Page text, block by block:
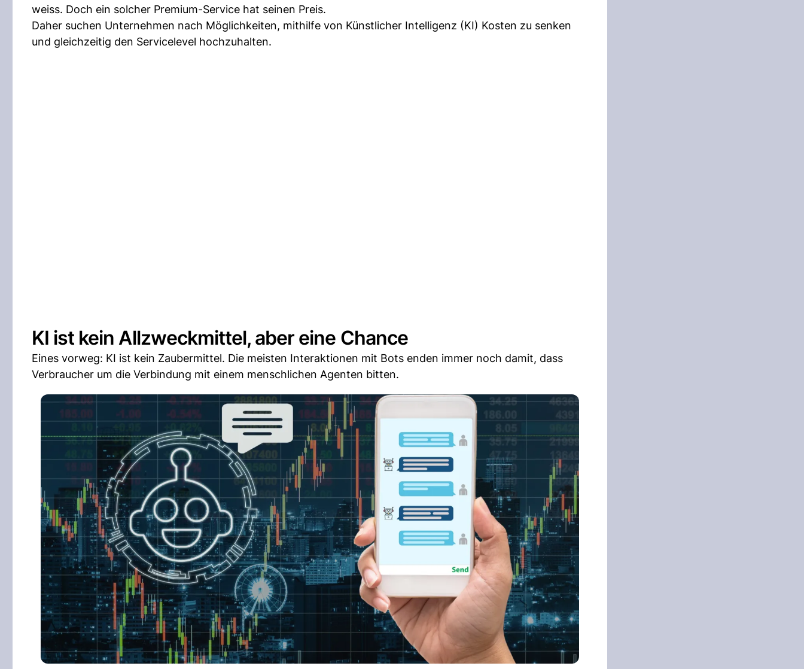
weiss. Doch ein solcher Premium-Service hat seinen Preis.
Daher suchen Unternehmen nach Möglichkeiten, mithilfe von Künstlicher Intelligenz (KI) Kosten zu senken
und gleichzeitig den Servicelevel hochzuhalten.
KI ist kein Allzweckmittel, aber eine Chance
Eines vorweg: KI ist kein Zaubermittel. Die meisten Interaktionen mit Bots enden immer noch damit, dass
Verbraucher um die Verbindung mit einem menschlichen Agenten bitten.